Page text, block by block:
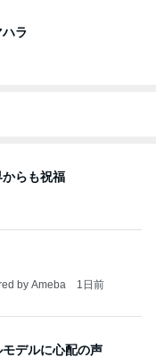
ラ
らも祝福
by Ameba 1日前
モデルに心配の声